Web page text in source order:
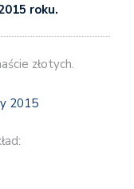
roku.
złotych.